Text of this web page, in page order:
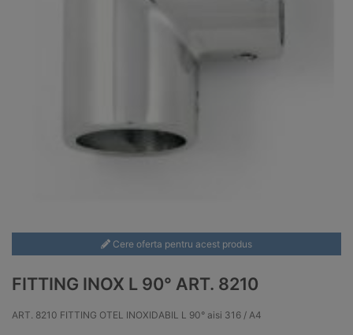
Cere oferta pentru acest produs
FITTING INOX L 90° ART. 8210
ART. 8210 FITTING OTEL INOXIDABIL L 90° aisi 316 / A4